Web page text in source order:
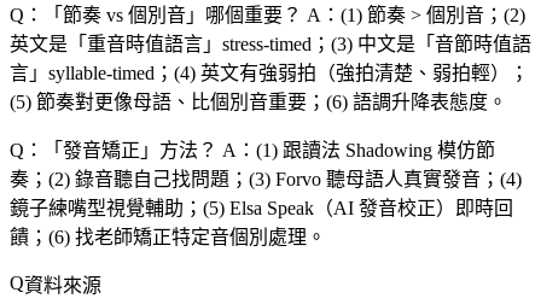
Q：「 節奏 vs 個別音 」哪個重要？ A：(1) 節奏 > 個別音；(2)
英文是「重音時值語言」stress-timed；(3) 中文是「音節時值語
言」syllable-timed；(4) 英文有強弱拍（強拍清楚、弱拍輕）；
(5) 節奏對更像母語、比個別音重要；(6) 語調升降表態度。
Q：「 發音矯正 」方法？ A：(1) 跟讀法 Shadowing 模仿節
奏；(2) 錄音聽自己找問題；(3) Forvo 聽母語人真實發音；(4)
鏡子練嘴型視覺輔助；(5) Elsa Speak（AI 發音校正）即時回
饋；(6) 找老師矯正特定音個別處理。
資料來源